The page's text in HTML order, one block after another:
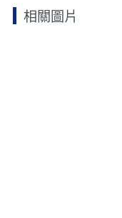
相關圖片